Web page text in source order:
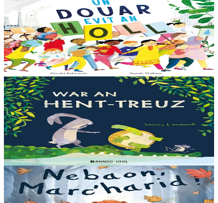
Un douar evit an holl
Bras-divent eo hor planedenn ha kaer-meurbet ivez, met ezhomm he
deus ouzhin hag ouzhit. Reiñ da gompren gwelloc’h efedoù Mab-
den war hor planedenn a ra al levr kaer-mañ....
Er stok13,00 €
3 bloaz hag ouzhpenn
Bannoù-heol
War an hent-treuz
Piv a oar peseurt loened a c’haller gwelet er paludoù pa vez an noz
o serriñ ?... N’eus krokodil ebet avat. Peursur eo Logodennig. N’eo
ket ken sur he mignoned...
Er stok13,00 €
3 bloaz hag ouzhpenn
Bannoù-heol
Nebaon, Marc'harid !